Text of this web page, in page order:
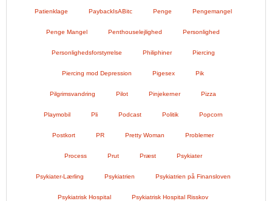
Patienklage PaybackIsABitc Penge Pengemangel
Penge Mangel Penthouselejlighed Personlighed
Personlighedsforstyrrelse Philiphiner Piercing
Piercing mod Depression Pigesex Pik
Pilgrimsvandring Pilot Pinjekerner Pizza
Playmobil Pli Podcast Politik Popcorn
Postkort PR Pretty Woman Problemer
Process Prut Præst Psykiater
Psykiater-Lærling Psykiatrien Psykiatrien på Finansloven
Psykiatrisk Hospital Psykiatrisk Hospital Risskov